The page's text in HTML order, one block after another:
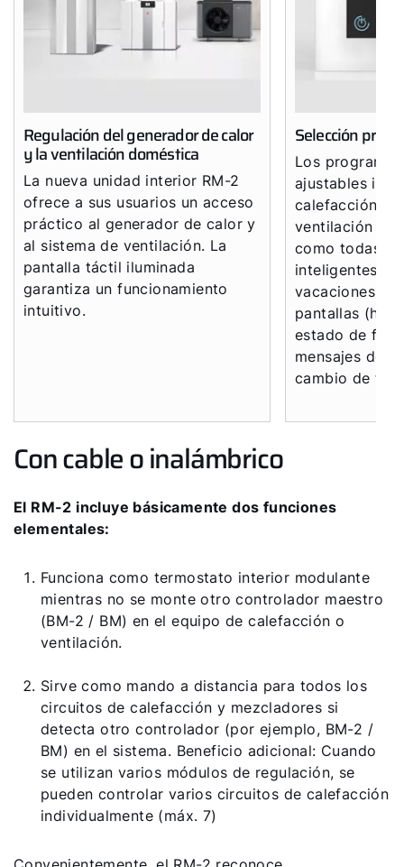
Regulación del generador de calor
y la ventilación doméstica
La nueva unidad interior RM-2
ofrece a sus usuarios un acceso
práctico al generador de calor y
al sistema de ventilación. La
pantalla táctil iluminada
garantiza un funcionamiento
intuitivo.
Selección
Los
ajustables
calefacción,
ventilación
como todas
inteligentes
vacaciones,
pantallas
estado de
mensajes de
cambio de
Con cable o inalámbrico
El RM-2 incluye básicamente dos funciones
elementales:
Funciona como termostato interior modulante
mientras no se monte otro controlador maestro
(BM-2 / BM) en el equipo de calefacción o
ventilación.
Sirve como mando a distancia para todos los
circuitos de calefacción y mezcladores si
detecta otro controlador (por ejemplo, BM-2 /
BM) en el sistema. Beneficio adicional: Cuando
se utilizan varios módulos de regulación, se
pueden controlar varios circuitos de calefacción
individualmente (máx. 7)